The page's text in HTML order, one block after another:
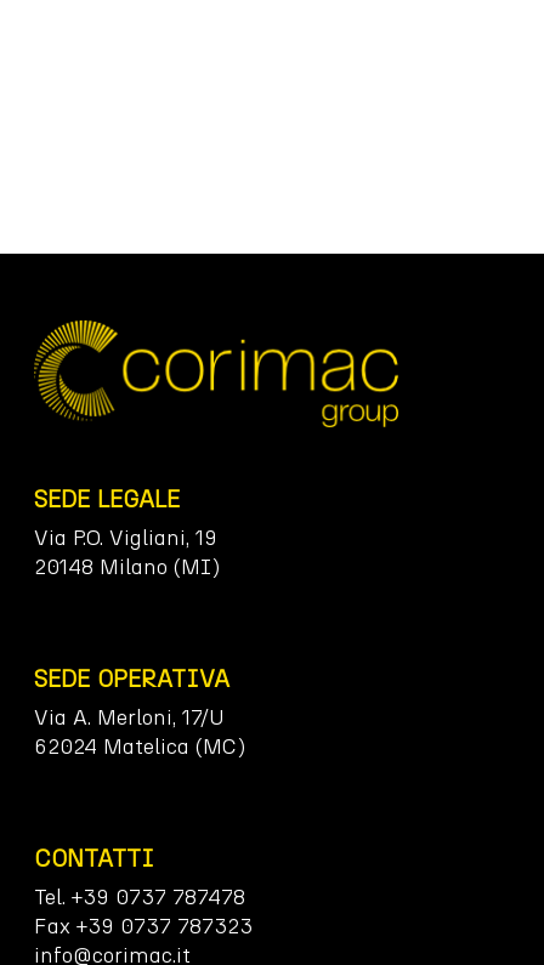
SEDE LEGALE
Via P.O. Vigliani, 19
20148 Milano (MI)
SEDE OPERATIVA
Via A. Merloni, 17/U
62024 Matelica (MC)
CONTATTI
Tel. +39 0737 787478
Fax +39 0737 787323
info@corimac.it